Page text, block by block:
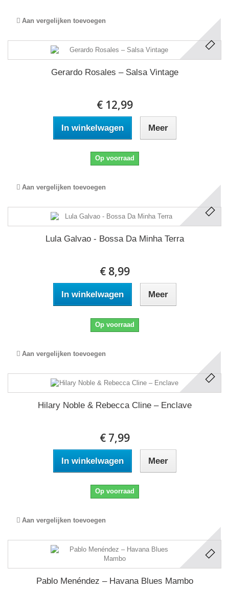
Aan vergelijken toevoegen
Gerardo Rosales ‎– Salsa Vintage
€ 12,99
In winkelwagen Meer
Op voorraad
Aan vergelijken toevoegen
Lula Galvao - Bossa Da Minha Terra
€ 8,99
In winkelwagen Meer
Op voorraad
Aan vergelijken toevoegen
Hilary Noble & Rebecca Cline ‎– Enclave
€ 7,99
In winkelwagen Meer
Op voorraad
Aan vergelijken toevoegen
Pablo Menéndez ‎– Havana Blues Mambo